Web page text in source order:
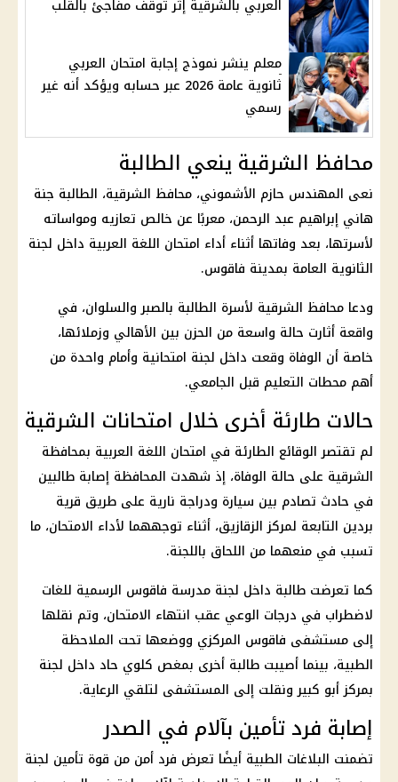
العربي بالشرقية إثر توقف مفاجئ بالقلب
معلم ينشر نموذج إجابة امتحان العربي
ثانوية عامة 2026 عبر حسابه ويؤكد أنه غير
رسمي
محافظ الشرقية ينعي الطالبة
نعى المهندس حازم الأشموني، محافظ الشرقية، الطالبة جنة
هاني إبراهيم عبد الرحمن، معربًا عن خالص تعازيه ومواساته
لأسرتها، بعد وفاتها أثناء أداء امتحان اللغة العربية داخل لجنة
الثانوية العامة بمدينة فاقوس.
ودعا محافظ الشرقية لأسرة الطالبة بالصبر والسلوان، في
واقعة أثارت حالة واسعة من الحزن بين الأهالي وزملائها،
خاصة أن الوفاة وقعت داخل لجنة امتحانية وأمام واحدة من
أهم محطات التعليم قبل الجامعي.
حالات طارئة أخرى خلال امتحانات الشرقية
لم تقتصر الوقائع الطارئة في امتحان اللغة العربية بمحافظة
الشرقية على حالة الوفاة، إذ شهدت المحافظة إصابة طالبين
في حادث تصادم بين سيارة ودراجة نارية على طريق قرية
بردين التابعة لمركز الزقازيق، أثناء توجههما لأداء الامتحان، ما
تسبب في منعهما من اللحاق باللجنة.
كما تعرضت طالبة داخل لجنة مدرسة فاقوس الرسمية للغات
لاضطراب في درجات الوعي عقب انتهاء الامتحان، وتم نقلها
إلى مستشفى فاقوس المركزي ووضعها تحت الملاحظة
الطبية، بينما أصيبت طالبة أخرى بمغص كلوي حاد داخل لجنة
بمركز أبو كبير ونقلت إلى المستشفى لتلقي الرعاية.
إصابة فرد تأمين بآلام في الصدر
تضمنت البلاغات الطبية أيضًا تعرض فرد أمن من قوة تأمين لجنة